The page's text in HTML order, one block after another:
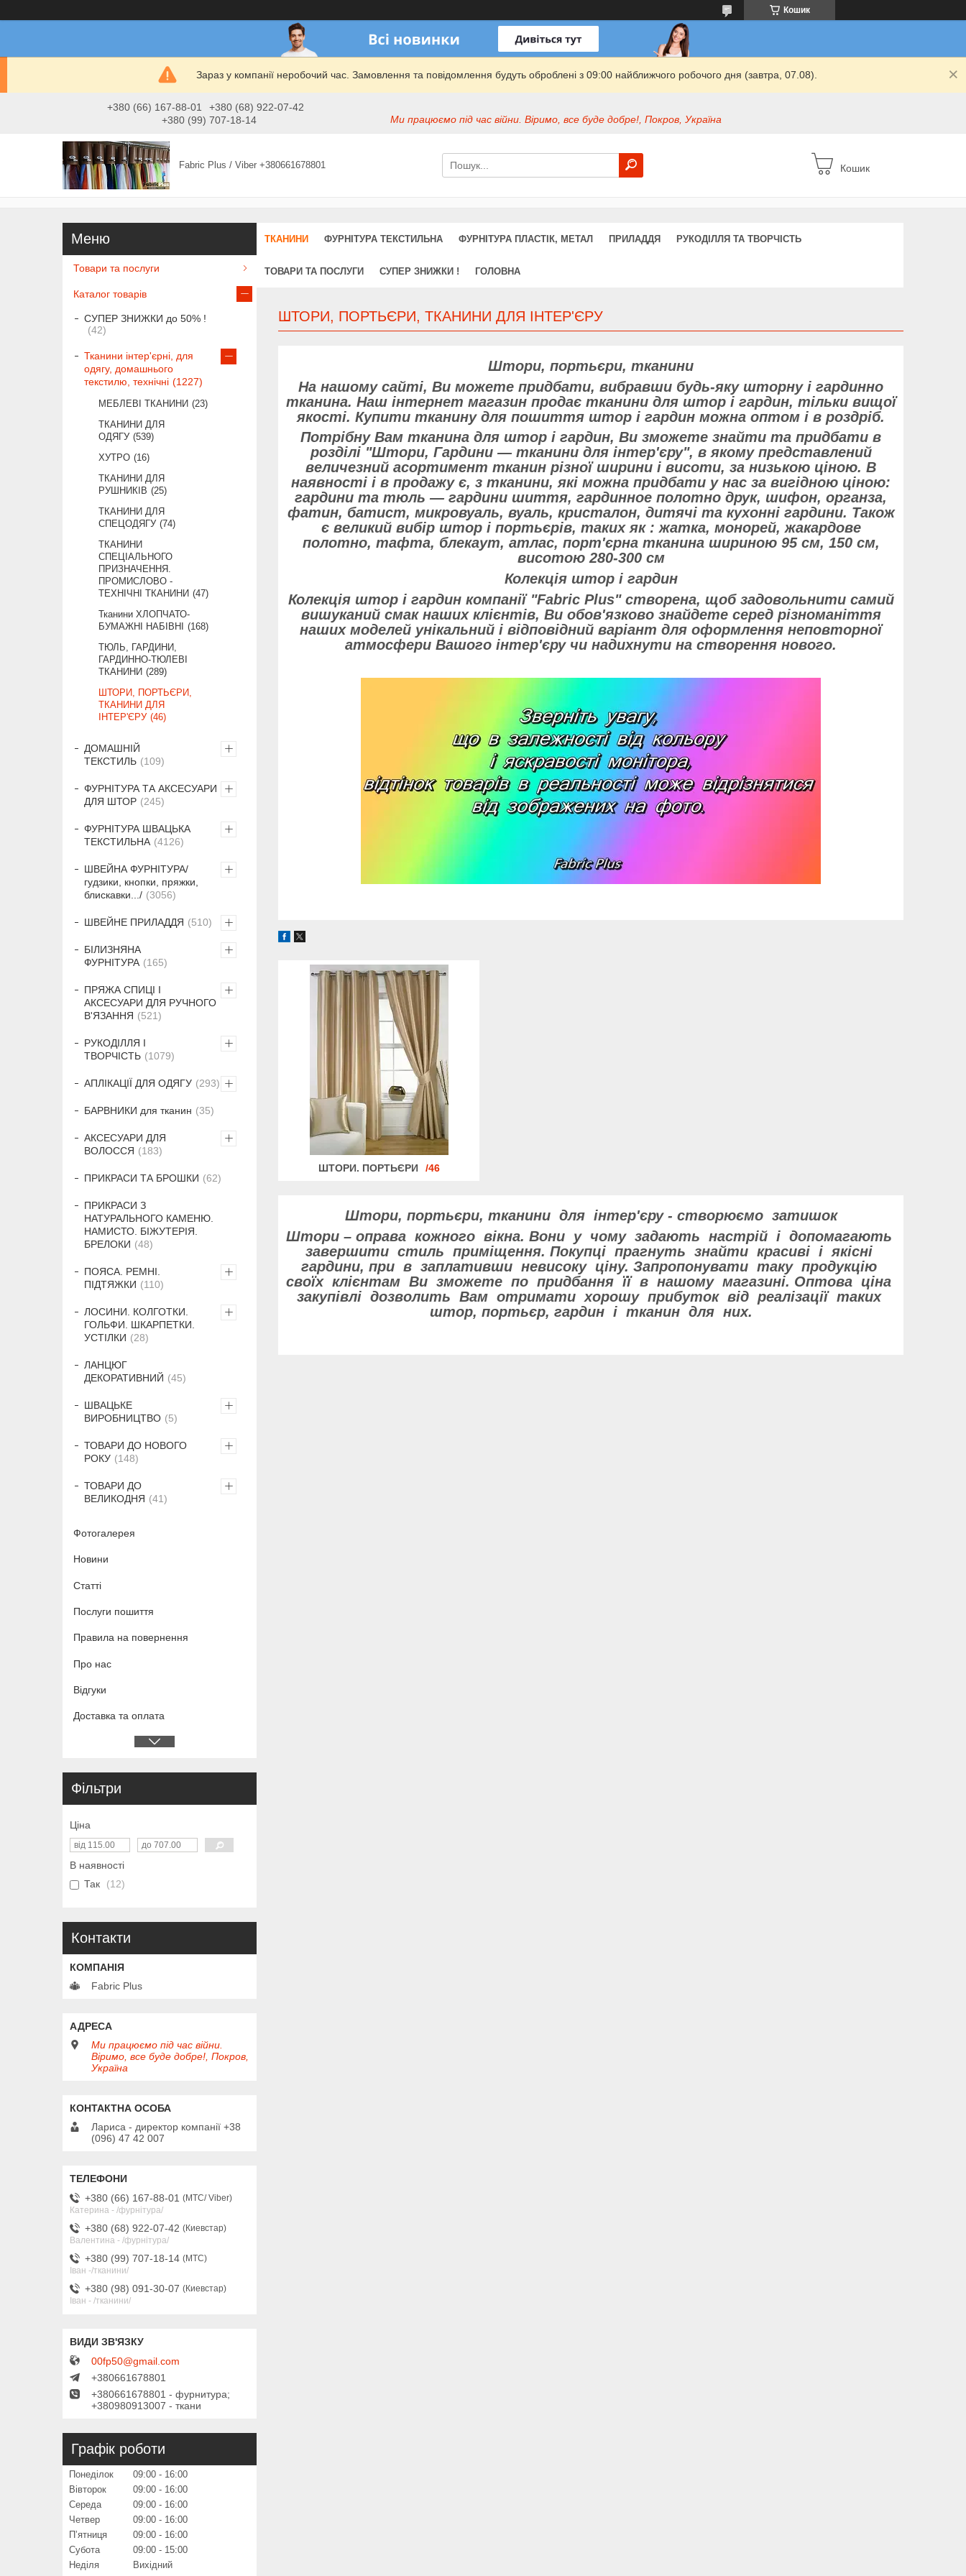
Кошик
Зараз у компанії неробочий час. Замовлення та повідомлення будуть оброблені з 09:00 найближчого робочого дня (завтра, 07.08).
+380 (66) 167-88-01
+380 (68) 922-07-42
+380 (99) 707-18-14
Ми працюємо під час війни. Віримо, все буде добре!, Покров, Україна
Fabric Plus / Viber +380661678801 Кошик
ТКАНИНИ ФУРНІТУРА ТЕКСТИЛЬНА ФУРНІТУРА ПЛАСТІК, МЕТАЛ ПРИЛАДДЯ РУКОДІЛЛЯ ТА ТВОРЧІСТЬ
ТОВАРИ ТА ПОСЛУГИ СУПЕР ЗНИЖКИ ! ГОЛОВНА
ШТОРИ, ПОРТЬЄРИ, ТКАНИНИ ДЛЯ ІНТЕР'ЄРУ
Штори, портьєри, тканини
На нашому сайті, Ви можете придбати, вибравши будь-яку шторну і гардинно
тканина. Наш інтернет магазин продає тканини для штор і гардин, тільки вищої
якості. Купити тканину для пошиття штор і гардин можна оптом і в роздріб.
Потрібну Вам тканина для штор і гардин, Ви зможете знайти та придбати в
розділі "Штори, Гардини ― тканини для інтер'єру", в якому представлений
величезний асортимент тканин різної ширини і висоти, за низькою ціною. В
наявності і в продажу є, з тканини, які можна придбати у нас за вигідною ціною:
гардини та тюль ― гардини шиття, гардинное полотно друк, шифон, органза,
фатин, батист, микровуаль, вуаль, кристалон, дитячі та кухонні гардини. Також
є великий вибір штор і портьєрів, таких як : жатка, монорей, жакардове
полотно, тафта, блекаут, атлас, порт'єрна тканина шириною 95 см, 150 см,
висотою 280-300 см
Колекція штор і гардин
Колекція штор і гардин компанії "Fabric Plus" створена, щоб задовольнити самий
вишуканий смак наших клієнтів, Ви обов'язково знайдете серед різноманіття
наших моделей унікальний і відповідний варіант для оформлення неповторної
атмосфери Вашого інтер'єру чи надихнути на створення нового.
ШТОРИ. ПОРТЬЄРИ 46
Штори, портьєри, тканини для інтер'єру - створюємо затишок
Штори – оправа кожного вікна. Вони у чому задають настрій і допомагають
завершити стиль приміщення. Покупці прагнуть знайти красиві і якісні
гардини, при в заплативши невисоку ціну. Запропонувати таку продукцію
своїх клієнтам Ви зможете по придбання її в нашому магазині. Оптова ціна
закупівлі дозволить Вам отримати хорошу прибуток від реалізації таких
штор, портьєр, гардин і тканин для них.
Товари та послуги
Каталог товарів
СУПЕР ЗНИЖКИ до 50% !
42
Тканини інтер'єрні, для
одягу, домашнього
текстилю, технічні
1227
МЕБЛЕВІ ТКАНИНИ
23
ТКАНИНИ ДЛЯ
ОДЯГУ 539
ХУТРО
16
ТКАНИНИ ДЛЯ
РУШНИКІВ
25
ТКАНИНИ ДЛЯ
СПЕЦОДЯГУ 74
ТКАНИНИ
СПЕЦІАЛЬНОГО
ПРИЗНАЧЕННЯ.
ПРОМИСЛОВО -
ТЕХНІЧНІ ТКАНИНИ
47
Тканини ХЛОПЧАТО-
БУМАЖНІ НАБІВНІ
168
ТЮЛЬ, ГАРДИНИ,
ГАРДИННО-ТЮЛЕВІ
ТКАНИНИ
289
ШТОРИ, ПОРТЬЄРИ,
ТКАНИНИ ДЛЯ
ІНТЕР'ЄРУ 46
ДОМАШНІЙ
ТЕКСТИЛЬ
109
ФУРНІТУРА ТА АКСЕСУАРИ
ДЛЯ ШТОР
245
ФУРНІТУРА ШВАЦЬКА
ТЕКСТИЛЬНА
4126
ШВЕЙНА ФУРНІТУРА/
гудзики, кнопки, пряжки,
блискавки.../
3056
ШВЕЙНЕ ПРИЛАДДЯ 510
БІЛИЗНЯНА
ФУРНІТУРА
165
ПРЯЖА СПИЦІ І
АКСЕСУАРИ ДЛЯ РУЧНОГО
В'ЯЗАННЯ
521
РУКОДІЛЛЯ І
ТВОРЧІСТЬ
1079
АПЛІКАЦІЇ ДЛЯ ОДЯГУ 293
БАРВНИКИ для тканин 35
АКСЕСУАРИ ДЛЯ
ВОЛОССЯ
183
ПРИКРАСИ ТА БРОШКИ 62
ПРИКРАСИ З
НАТУРАЛЬНОГО КАМЕНЮ.
НАМИСТО. БІЖУТЕРІЯ.
БРЕЛОКИ
48
ПОЯСА. РЕМНІ.
ПІДТЯЖКИ
110
ЛОСИНИ. КОЛГОТКИ.
ГОЛЬФИ. ШКАРПЕТКИ.
УСТІЛКИ
28
ЛАНЦЮГ
ДЕКОРАТИВНИЙ
45
ШВАЦЬКЕ
ВИРОБНИЦТВО
5
ТОВАРИ ДО НОВОГО
РОКУ
148
ТОВАРИ ДО
ВЕЛИКОДНЯ
41
Фотогалерея
Новини
Статті
Послуги пошиття
Правила на повернення
Про нас
Відгуки
Доставка та оплата
Фільтри
Ціна
В наявності
Так
12
Контакти
Fabric Plus
Ми працюємо під час війни.
Віримо, все буде добре!, Покров,
Україна
Лариса - директор компанії +38
(096) 47 42 007
+380 (66) 167-88-01
МТС/ Viber
Катерина - /фурнітура/
+380 (68) 922-07-42
Киевстар
Валентина - /фурнітура/
+380 (99) 707-18-14
МТС
Іван -/тканини/
+380 (98) 091-30-07
Киевстар
Іван - /тканини/
00fp50@gmail.com
+380661678801
+380661678801 - фурнитура;
+380980913007 - ткани
Графік роботи
Понеділок 09:00
16:00
Вівторок
09:00
16:00
Середа
09:00
16:00
Четвер
09:00
16:00
Пʼятниця
09:00
16:00
Субота
09:00
15:00
Неділя
Вихідний